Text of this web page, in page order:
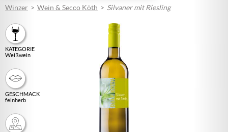
Winzer Wein & Secco Köth Silvaner mit Riesling
KATEGORIE
Weißwein
GESCHMACK
feinherb